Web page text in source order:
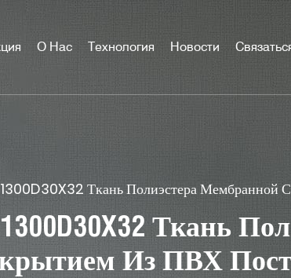
О Нас Технология Новости
Ткань Полиэстера
Ткань
Из ПВХ